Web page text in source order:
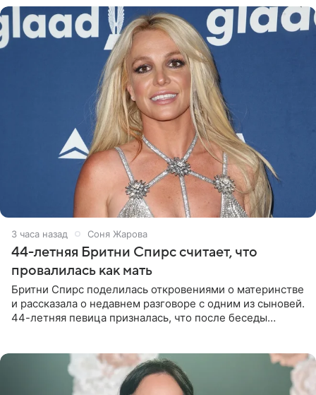
3 часа назад Соня Жарова
44-летняя Бритни Спирс считает, что
провалилась как мать
Бритни Спирс поделилась откровениями о материнстве
и рассказала о недавнем разговоре с одним из сыновей.
44-летняя певица призналась, что после беседы